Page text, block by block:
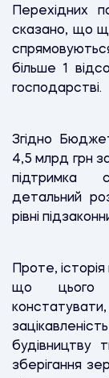
Перехідних
сказано, що
більше 1
господарстві.
Згідно
4,5 млрд грн
підтримка
детальний
рівні
Проте,
що цього
будівництву
зберігання